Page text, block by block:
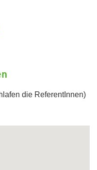
die ReferentInnen)